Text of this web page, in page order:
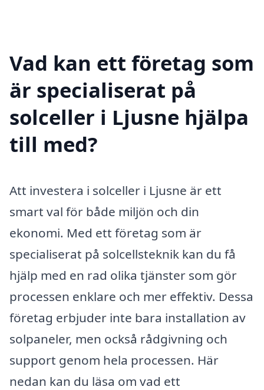
Vad kan ett företag som
är specialiserat på
solceller i Ljusne hjälpa
till med?
Att investera i solceller i Ljusne är ett
smart val för både miljön och din
ekonomi. Med ett företag som är
specialiserat på solcellsteknik kan du få
hjälp med en rad olika tjänster som gör
processen enklare och mer effektiv. Dessa
företag erbjuder inte bara installation av
solpaneler, men också rådgivning och
support genom hela processen. Här
nedan kan du läsa om vad ett